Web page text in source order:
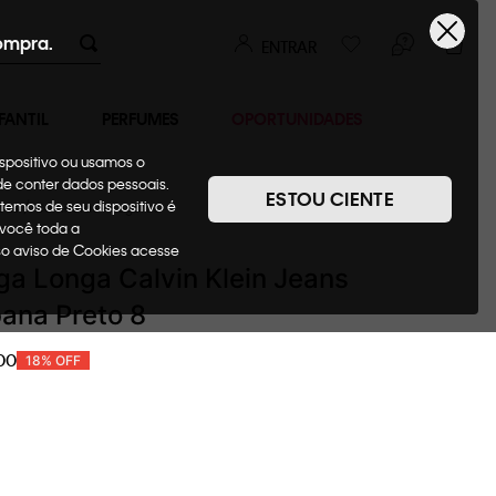
ou usamos o
conter dados pessoais.
de seu dispositivo é
toda a
aviso de Cookies acesse
ESTOU CIENTE
Camisetas + Regatas
Preto 8
18% OFF